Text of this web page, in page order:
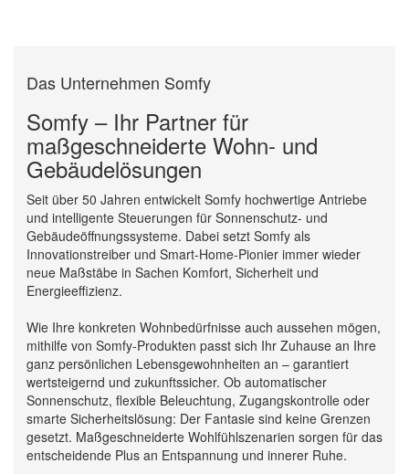
Das Unternehmen Somfy
Somfy – Ihr Partner für
maßgeschneiderte Wohn- und
Gebäudelösungen
Seit über 50 Jahren entwickelt Somfy hochwertige Antriebe
und intelligente Steuerungen für Sonnenschutz- und
Gebäudeöffnungssysteme. Dabei setzt Somfy als
Innovationstreiber und Smart-Home-Pionier immer wieder
neue Maßstäbe in Sachen Komfort, Sicherheit und
Energieeffizienz.
Wie Ihre konkreten Wohnbedürfnisse auch aussehen mögen,
mithilfe von Somfy-Produkten passt sich Ihr Zuhause an Ihre
ganz persönlichen Lebensgewohnheiten an – garantiert
wertsteigernd und zukunftssicher. Ob automatischer
Sonnenschutz, flexible Beleuchtung, Zugangskontrolle oder
smarte Sicherheitslösung: Der Fantasie sind keine Grenzen
gesetzt. Maßgeschneiderte Wohlfühlszenarien sorgen für das
entscheidende Plus an Entspannung und innerer Ruhe.